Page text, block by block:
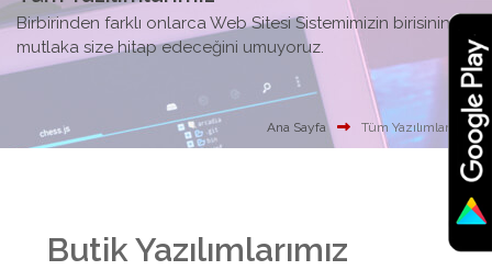
Birbirinden farklı onlarca Web Sitesi Sistemimizin birisinin
mutlaka size hitap edeceğini umuyoruz.
Ana Sayfa Tüm Yazılımlarımız
Butik Yazılımlarımız